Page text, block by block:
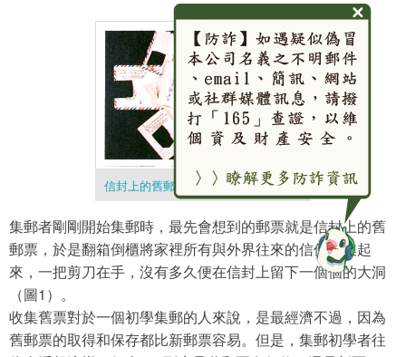
信封上的舊郵票圖
集郵者剛剛開始集郵時，最先會想到的郵票就是信封上的舊
郵票，於是翻箱倒櫃將家裡所有與外界往來的信件搜集起
來，一把剪刀在手，沒有多久便在信封上留下一個個的大洞
（圖1）。
收集舊票對於一個初學集郵的人來說，是最經濟不過，因為
舊郵票的取得和保存都比新郵票容易。但是，集郵初學者往